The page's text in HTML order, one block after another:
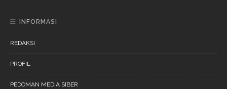
INFORMASI
REDAKSI
PROFIL
PEDOMAN MEDIA SIBER